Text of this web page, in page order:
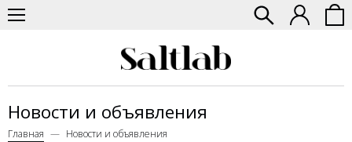
Новости и объявления
Главная Новости и объявления